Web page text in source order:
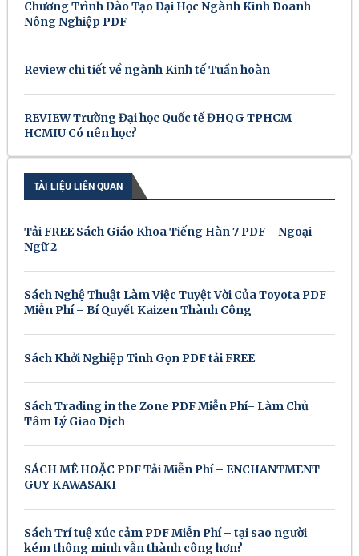
Chương Trình Đào Tạo Đại Học Ngành Kinh Doanh
Nông Nghiệp PDF
Review chi tiết về ngành Kinh tế Tuần hoàn
REVIEW Trường Đại học Quốc tế ĐHQG TPHCM
HCMIU Có nên học?
TÀI LIỆU LIÊN QUAN
Tải FREE Sách Giáo Khoa Tiếng Hàn 7 PDF – Ngoại
Ngữ 2
Sách Nghệ Thuật Làm Việc Tuyệt Vời Của Toyota PDF
Miễn Phí – Bí Quyết Kaizen Thành Công
Sách Khởi Nghiệp Tinh Gọn PDF tải FREE
Sách Trading in the Zone PDF Miễn Phí– Làm Chủ
Tâm Lý Giao Dịch
SÁCH MÊ HOẶC PDF Tải Miễn Phí – ENCHANTMENT
GUY KAWASAKI
Sách Trí tuệ xúc cảm PDF Miễn Phí – tại sao người
kém thông minh vẫn thành công hơn?